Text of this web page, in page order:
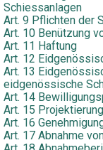
Schiessanlagen
Art. 9 Pflichten der
Art. 10 Benützung
Art. 11 Haftung
Art. 12
Art. 13
eidgenössische
Art. 14
Art. 15 Projektierung
Art. 16
Art. 17 Abnahme